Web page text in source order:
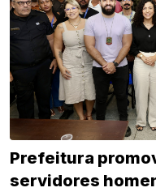
Prefeitura
servidores